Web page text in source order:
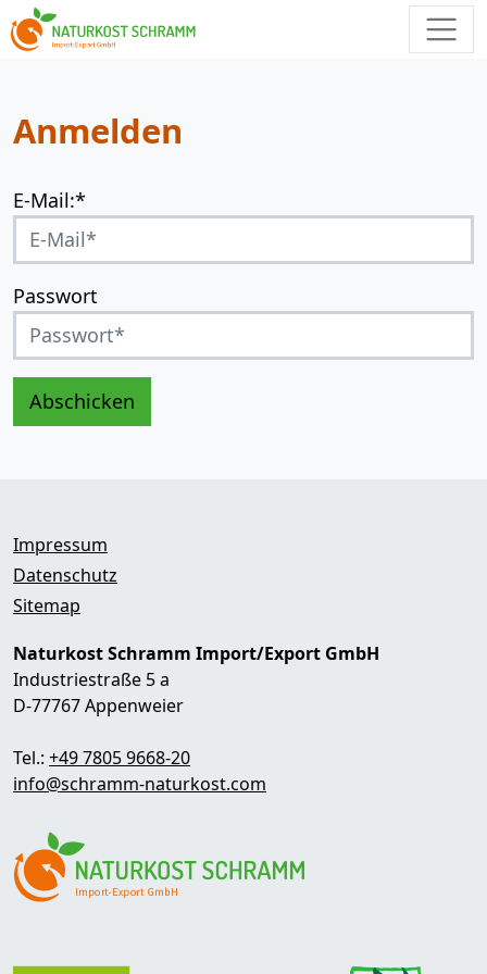
Anmelden
E-Mail:*
Passwort
Abschicken
Impressum
Datenschutz
Sitemap
Naturkost Schramm Import/Export GmbH
Industriestraße 5 a
D-77767 Appenweier
Tel.: +49 7805 9668-20
info@schramm-naturkost.com